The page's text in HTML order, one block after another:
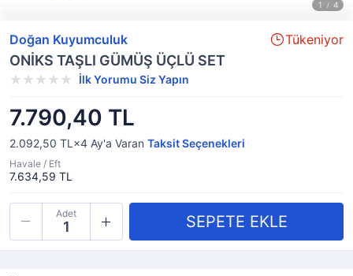
Doğan Kuyumculuk Tükeniyor
ONİKS TAŞLI GÜMÜŞ ÜÇLÜ SET
İlk Yorumu Siz Yapın
7.790,40 TL
2.092,50 TL×4 Ay'a Varan Taksit Seçenekleri
Havale / Eft
7.634,59 TL
Adet